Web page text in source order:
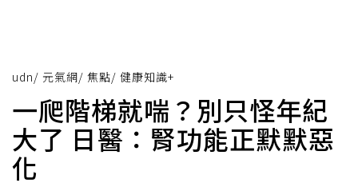
udn/ 元氣網/ 焦點/ 健康知識+
一爬階梯就喘？別只怪年紀
大了 日醫：腎功能正默默惡
化